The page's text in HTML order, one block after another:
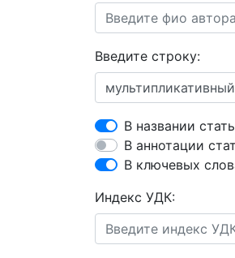
Введите строку:
В названии
В аннотации
В ключевых
Индекс УДК: